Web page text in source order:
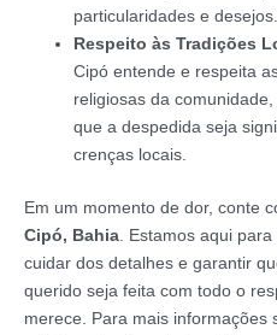
particularidades e desejos.
Respeito às Tradições
Cipó entende e respeita
religiosas da
que a despedida seja
crenças locais.
Em um momento de dor, conte
Cipó, Bahia . Estamos aqui
cuidar dos detalhes e garantir
querido seja feita com todo o
merece. Para mais informações